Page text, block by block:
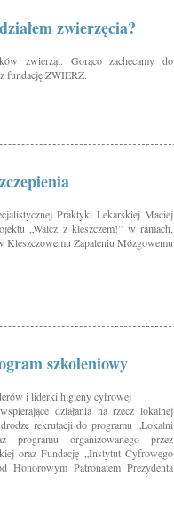
zwierzęcia?
zwierząt. Gorąco zachęcamy do
fundację ZWIERZ.
Praktyki Lekarskiej Maciej
„Walcz z kleszczem!” w ramach,
Kleszczowemu Zapaleniu Mózgowemu
szkoleniowy
i liderki higieny cyfrowej
działania na rzecz lokalnej
rekrutacji do programu „Lokalni
organizowanego przez
oraz Fundację „Instytut Cyfrowego
Honorowym Patronatem Prezydenta